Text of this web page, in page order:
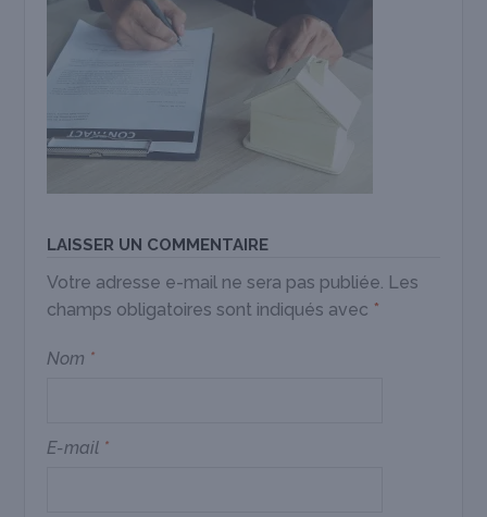
LAISSER UN COMMENTAIRE
Votre adresse e-mail ne sera pas publiée. Les
champs obligatoires sont indiqués avec *
Nom *
E-mail *